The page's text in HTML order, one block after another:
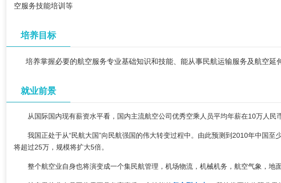
空服务技能培训等
培养目标
培养掌握必要的航空服务专业基础知识和技能、能从事民航运输服务及航空延
就业前景
从国际国内现有薪资水平看，国内主流航空公司优秀空乘人员平均年薪在10万人民
我国正处于从“民航大国”向民航强国的伟大转变过程中。由此预测到2010年中国
将超过25万，规模将扩大5倍。
整个航空业自身也将演变成一个集民航管理，机场物流，机械机务，航空气象，地